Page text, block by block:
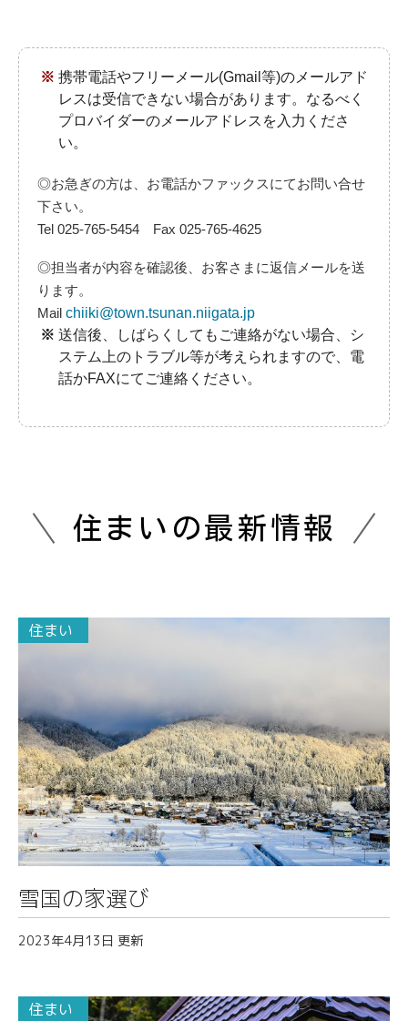
携帯電話やフリーメール(Gmail等)のメールアド
レスは受信できない場合があります。なるべく
プロバイダーのメールアドレスを入力くださ
い。
◎お急ぎの方は、お電話かファックスにてお問い合せ
下さい。
Tel 025-765-5454 Fax 025-765-4625
◎担当者が内容を確認後、お客さまに返信メールを送
ります。
Mail chiiki@town.tsunan.niigata.jp
送信後、しばらくしてもご連絡がない場合、シ
ステム上のトラブル等が考えられますので、電
話かFAXにてご連絡ください。
住まいの最新情報
">
住まい
雪国の家選び
2023年4月13日 更新
住まい